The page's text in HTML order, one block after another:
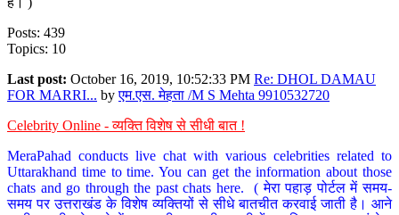
Posts: 439
Topics: 10
Last post: October 16, 2019, 10:52:33 PM Re: DHOL DAMAU
FOR MARRI... byएम.एस. मेहता /M S Mehta 9910532720
Celebrity Online - व्यक्ति विशेष से सीधी बात !
MeraPahad conducts live chat with various celebrities related to
Uttarakhand time to time. You can get the information about those
chats and go through the past chats here. ( मेरा पहाड़ पोर्टल में समय-
समय पर उत्तराखंड के विशेष व्यक्तियों से सीधे बातचीत करवाई जाती है। आने